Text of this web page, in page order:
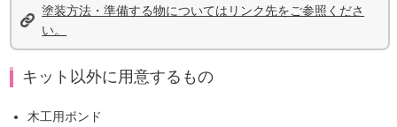
塗装方法・準備する物についてはリンク先をご参照くださ
い。
キット以外に用意するもの
木工用ボンド